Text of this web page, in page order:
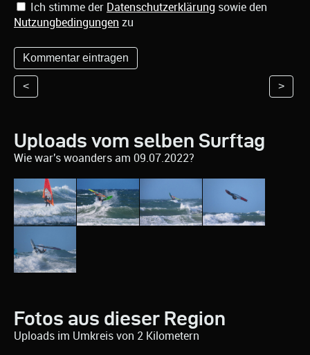
Ich stimme der Datenschutzerklärung sowie den
Nutzungbedingungen zu
< >
Uploads vom selben Surftag
Wie war's woanders am 09.07.2022?
Fotos aus dieser Region
Uploads im Umkreis von 2 Kilometern